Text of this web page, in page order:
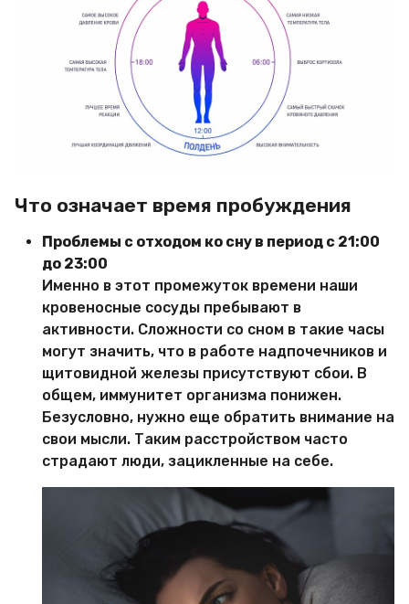
Что означает время пробуждения
Проблемы с отходом ко сну в период с 21:00
до 23:00
Именно в этот промежуток времени наши
кровеносные сосуды пребывают в
активности. Сложности со сном в такие часы
могут значить, что в работе надпочечников и
щитовидной железы присутствуют сбои. В
общем, иммунитет организма понижен.
Безусловно, нужно еще обратить внимание на
свои мысли. Таким расстройством часто
страдают люди, зацикленные на себе.